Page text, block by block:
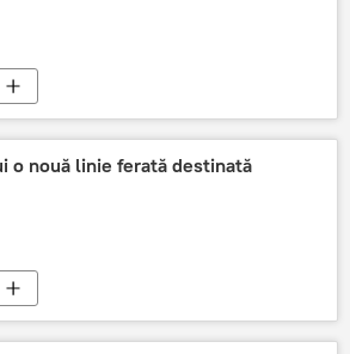
o nouă linie ferată destinată